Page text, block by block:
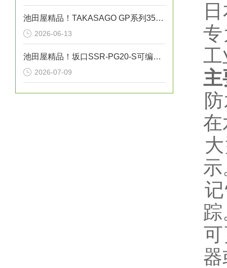
池田屋精品！TAKASAGO GP系列35V直流恒流电源 35V系列参数介绍
2026-06-13
池田屋精品！坂口SSR-PG20-S可编程温度控制器技术参数
2026-07-09
工
主
在
示